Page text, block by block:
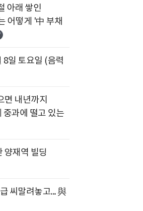
아래 쌓인
어떻게 '中 부채
일 토요일 (음력
면 내년까지
과에 떨고 있는
양재역 빌딩
씨말려놓고... 與